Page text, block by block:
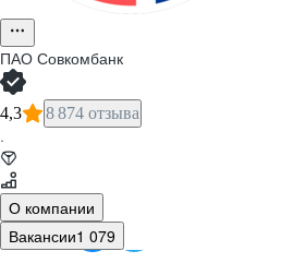
ПАО Совкомбанк
4,3 8 874 отзыва
·
О компании
Вакансии1 079